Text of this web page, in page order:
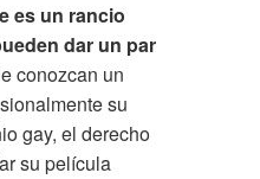
es un rancio
dar un par
conozcan un
su
gay, el derecho
su película